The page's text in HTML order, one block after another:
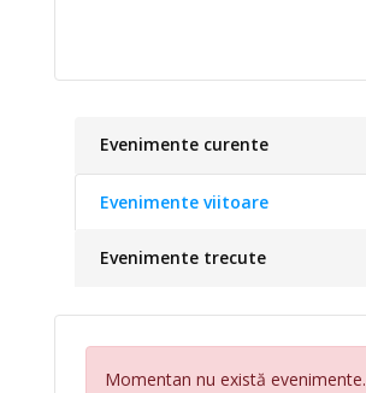
Evenimente curente
Evenimente viitoare
Evenimente trecute
Momentan nu există evenimente.